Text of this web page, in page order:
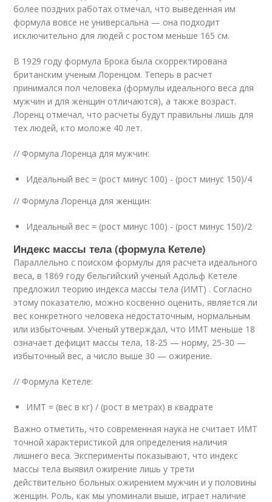
более поздних работах отмечал, что выведенная им
формула вовсе не универсальна — она подходит
исключительно для людей с ростом меньше 165 см.
В 1929 году формула Брока была скорректирована
британским ученым Лоренцом. Теперь в расчет
принимался пол человека (формулы идеального веса для
мужчин и для женщин отличаются), а также возраст.
Лоренц отмечал, что расчеты будут правильны лишь для
тех людей, кто моложе 40 лет.
// Формула Лоренца для мужчин:
Идеальный вес = (рост минус 100) - (рост минус 150)/4
// Формула Лоренца для женщин:
Идеальный вес = (рост минус 100) - (рост минус 150)/2
Индекс массы тела (формула Кетеле)
Параллельно с поиском формулы для расчета идеального
веса, в 1869 году бельгийский ученый Адольф Кетеле
предложил теорию индекса массы тела (ИМТ) . Согласно
этому показателю, можно косвенно оценить, является ли
вес конкретного человека недостаточным, нормальным
или избыточным. Ученый утверждал, что ИМТ меньше 18
означает дефицит массы тела, 18-25 — норму, 25-30 —
избыточный вес, а число выше 30 — ожирение.
// Формула Кетеле:
ИМТ = (вес в кг) / (рост в метрах) в квадрате
Важно отметить, что современная наука не считает ИМТ
точной характеристикой для определения наличия
лишнего веса. Эксперименты показывают, что индекс
массы тела выявил ожирение лишь у трети
действительно больных ожирением мужчин и у половины
женщин. Роль, как мы упоминали выше, играет наличие